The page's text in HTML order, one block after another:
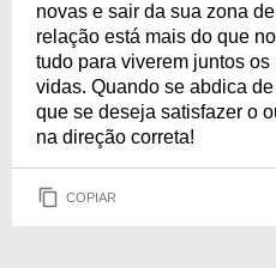
novas e sair da sua zona
relação está mais do que
tudo para viverem juntos
vidas. Quando se abdica
que se deseja satisfazer o
na direção correta!
COPIAR